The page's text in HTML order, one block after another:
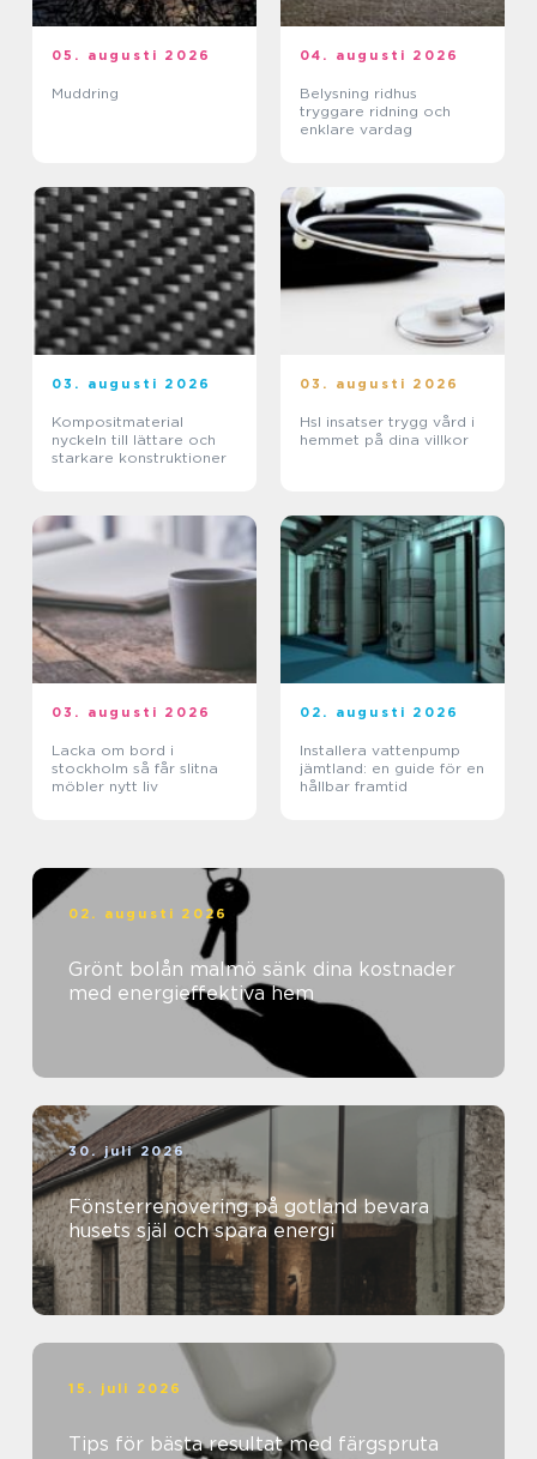
05. augusti 2026
Muddring
04. augusti 2026
Belysning ridhus
tryggare ridning och
enklare vardag
03. augusti 2026
Kompositmaterial
nyckeln till lättare och
starkare konstruktioner
03. augusti 2026
Hsl insatser trygg vård i
hemmet på dina villkor
03. augusti 2026
Lacka om bord i
stockholm så får slitna
möbler nytt liv
02. augusti 2026
Installera vattenpump
jämtland: en guide för en
hållbar framtid
02. augusti 2026
Grönt bolån malmö sänk dina kostnader
med energieffektiva hem
30. juli 2026
Fönsterrenovering på gotland bevara
husets själ och spara energi
15. juli 2026
Tips för bästa resultat med färgspruta